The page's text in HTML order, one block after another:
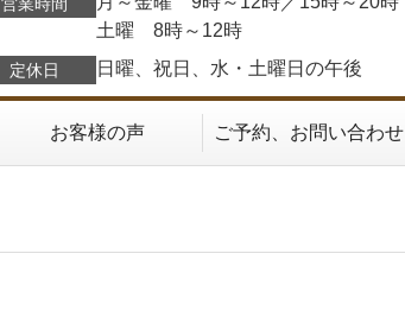
土曜 8時～12時
定休日 日曜、祝日、水・土曜日の午後
お客様の声 ご予約、お問い合わせ